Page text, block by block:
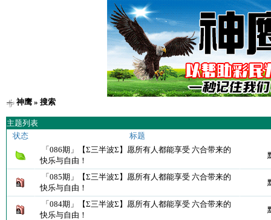
神鹰» 搜索
主题列表
状态
标题
「086期」【Σ三半波Σ】愿所有人都能享受 六合带来的
快乐与自由！
「085期」【Σ三半波Σ】愿所有人都能享受 六合带来的
快乐与自由！
「084期」【Σ三半波Σ】愿所有人都能享受 六合带来的
快乐与自由！